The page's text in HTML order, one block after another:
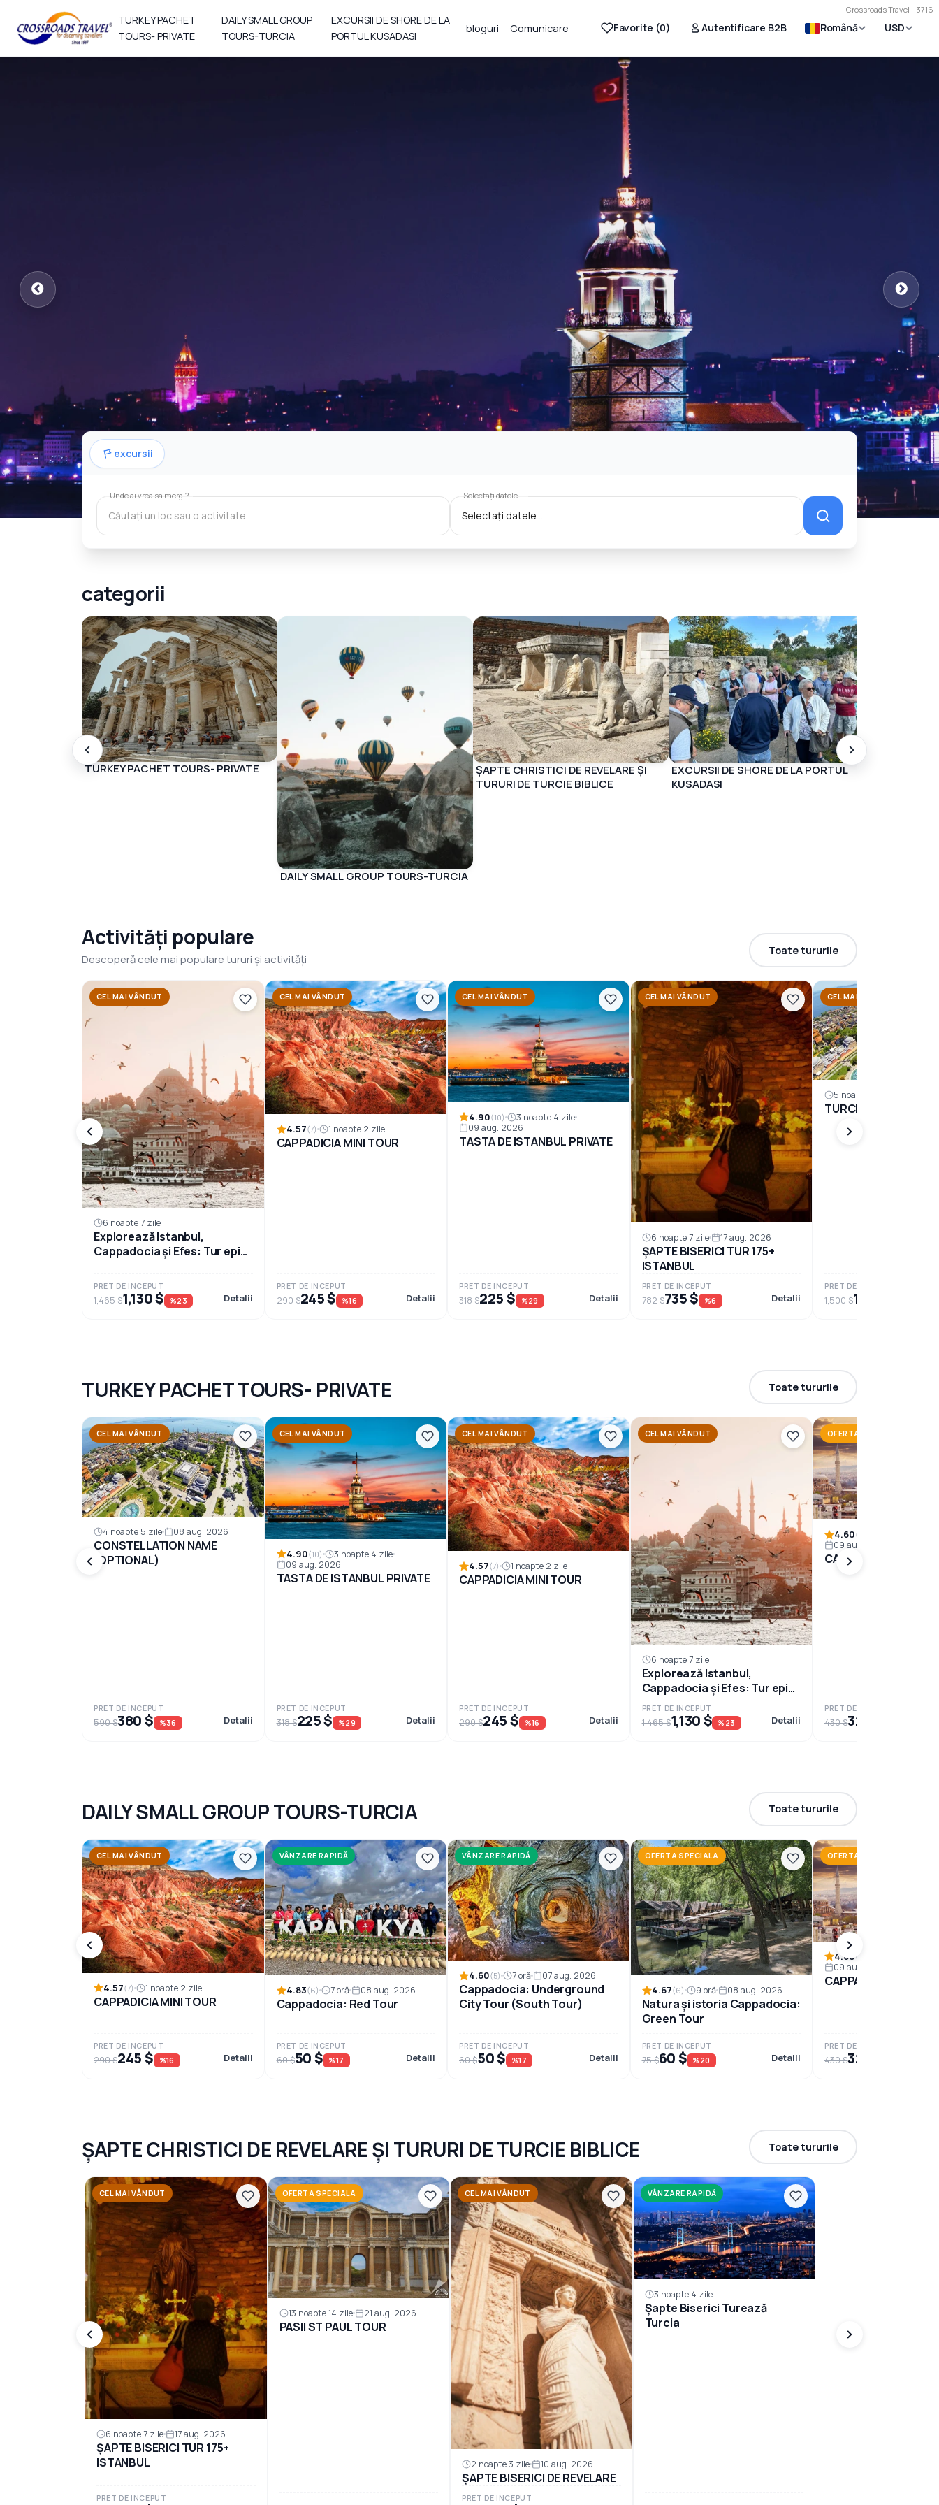
Crossroads Travel - 3716
TURKEY PACHET
TOURS- PRIVATE
DAILY SMALL GROUP
TOURS-TURCIA
EXCURSII DE SHORE DE LA
PORTUL KUSADASI
bloguri Comunicare Favorite (0) Autentificare B2B Română USD
Pachetul Istanbul & Tururi zilnice
Pachetul Istanbul & Tururi zilnice
Vezi toate tururile din Istanbul
excursii
Unde ai vrea sa mergi? Selectați datele...
categorii
TURKEY PACHET TOURS- PRIVATE
DAILY SMALL GROUP TOURS-TURCIA
ȘAPTE CHRISTICI DE REVELARE ȘI
TURURI DE TURCIE BIBLICE
EXCURSII DE SHORE DE LA PORTUL
KUSADASI
Activități populare
Descoperă cele mai populare tururi și activități
Toate tururile
CEL MAI VÂNDUT
6 noapte 7 zile
Explorează Istanbul,
Cappadocia și Efes: Tur epic
PRET DE INCEPUT
1,465 $1,130 $ %23 Detalii
CEL MAI VÂNDUT
4.57(7) 1 noapte 2 zile
CAPPADICIA MINI TOUR
PRET DE INCEPUT
290 $245 $ %16 Detalii
CEL MAI VÂNDUT
4.90(10)
3 noapte 4 zile
09 aug. 2026
TASTA DE ISTANBUL PRIVATE
PRET DE INCEPUT
318 $225 $ %29 Detalii
CEL MAI VÂNDUT
6 noapte 7 zile 17 aug. 2026
ȘAPTE BISERICI TUR 175+
ISTANBUL
PRET DE INCEPUT
782 $735 $ %6 Detalii
CEL MAI VÂNDUT
5 noapte 6 zile
TURCIA ÎN
PRET DE INCEPUT
1,500 $1,490 $
TURKEY PACHET TOURS- PRIVATE Toate tururile
CEL MAI VÂNDUT
4 noapte 5 zile 08 aug. 2026
CONSTELLATION NAME
(OPTIONAL)
PRET DE INCEPUT
590 $380 $ %36 Detalii
CEL MAI VÂNDUT
4.90(10)
3 noapte 4 zile
09 aug. 2026
TASTA DE ISTANBUL PRIVATE
PRET DE INCEPUT
318 $225 $ %29 Detalii
CEL MAI VÂNDUT
4.57(7) 1 noapte 2 zile
CAPPADICIA MINI TOUR
PRET DE INCEPUT
290 $245 $ %16 Detalii
CEL MAI VÂNDUT
6 noapte 7 zile
Explorează Istanbul,
Cappadocia și Efes: Tur epic
de 7 zile în Turcia
PRET DE INCEPUT
1,465 $1,130 $ %23 Detalii
OFERTA SPECIALA
4.60(5)
09 aug. 2026
CAPPADICIA MINI
PRET DE INCEPUT
430 $325 $
DAILY SMALL GROUP TOURS-TURCIA Toate tururile
CEL MAI VÂNDUT
4.57(7) 1 noapte 2 zile
CAPPADICIA MINI TOUR
PRET DE INCEPUT
290 $245 $ %16 Detalii
VÂNZARE RAPIDĂ
4.83(6) 7 oră 08 aug. 2026
Cappadocia: Red Tour
PRET DE INCEPUT
60 $50 $ %17 Detalii
VÂNZARE RAPIDĂ
4.60(5) 7 oră 07 aug. 2026
Cappadocia: Underground
City Tour (South Tour)
PRET DE INCEPUT
60 $50 $ %17 Detalii
OFERTA SPECIALA
4.67(6) 9 oră 08 aug. 2026
Natura şi istoria Cappadocia:
Green Tour
PRET DE INCEPUT
75 $60 $ %20 Detalii
OFERTA SPECIALA
4.60(5)
09 aug. 2026
CAPPADICIA MINI
PRET DE INCEPUT
430 $325 $
ȘAPTE CHRISTICI DE REVELARE ȘI TURURI DE TURCIE BIBLICE Toate tururile
CEL MAI VÂNDUT
6 noapte 7 zile 17 aug. 2026
ȘAPTE BISERICI TUR 175+
ISTANBUL
PRET DE INCEPUT
OFERTA SPECIALA
13 noapte 14 zile 21 aug. 2026
PASII ST PAUL TOUR
CEL MAI VÂNDUT
2 noapte 3 zile 10 aug. 2026
ȘAPTE BISERICI DE REVELARE
PRET DE INCEPUT
VÂNZARE RAPIDĂ
3 noapte 4 zile
Șapte Biserici Turează
Turcia